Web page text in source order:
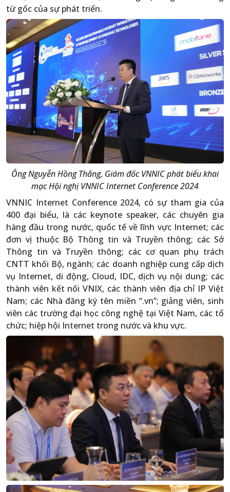
từ gốc của sự phát triển.
Ông Nguyễn Hồng Thắng, Giám đốc VNNIC phát biểu khai
mạc Hội nghị VNNIC Internet Conference 2024
VNNIC Internet Conference 2024, có sự tham gia của
400 đại biểu, là các keynote speaker, các chuyên gia
hàng đầu trong nước, quốc tế về lĩnh vực Internet; các
đơn vị thuộc Bộ Thông tin và Truyền thông; các Sở
Thông tin và Truyền thông; các cơ quan phụ trách
CNTT khối Bộ, ngành; các doanh nghiệp cung cấp dịch
vụ Internet, di động, Cloud, IDC, dịch vụ nội dung; các
thành viên kết nối VNIX, các thành viên địa chỉ IP Việt
Nam; các Nhà đăng ký tên miền “.vn”; giảng viên, sinh
viên các trường đại học công nghệ tại Việt Nam, các tổ
chức; hiệp hội Internet trong nước và khu vực.